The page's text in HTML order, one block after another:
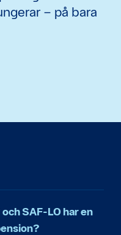
– på bara
SAF-LO har en